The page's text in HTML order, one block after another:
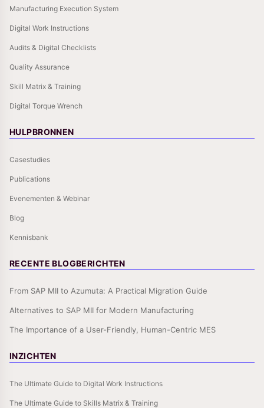
Manufacturing Execution System
Digital Work Instructions
Audits & Digital Checklists
Quality Assurance
Skill Matrix & Training
Digital Torque Wrench
HULPBRONNEN
Casestudies
Publications
Evenementen & Webinar
Blog
Kennisbank
RECENTE BLOGBERICHTEN
From SAP MII to Azumuta: A Practical Migration Guide
Alternatives to SAP MII for Modern Manufacturing
The Importance of a User-Friendly, Human-Centric MES
INZICHTEN
The Ultimate Guide to Digital Work Instructions
The Ultimate Guide to Skills Matrix & Training